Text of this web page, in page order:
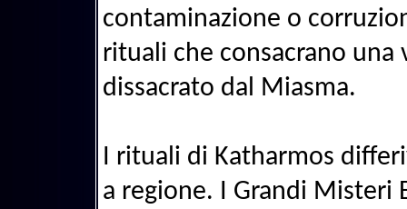
contaminazione o
rituali che consacrano una
dissacrato dal Miasma.
I rituali di Katharmos
a regione. I Grandi Misteri